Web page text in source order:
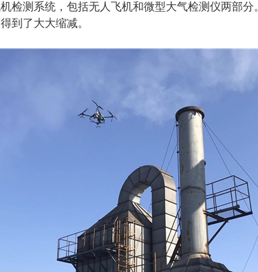
检测系统，包括无人飞机和微型大气检测仪两部
到了大大缩减。